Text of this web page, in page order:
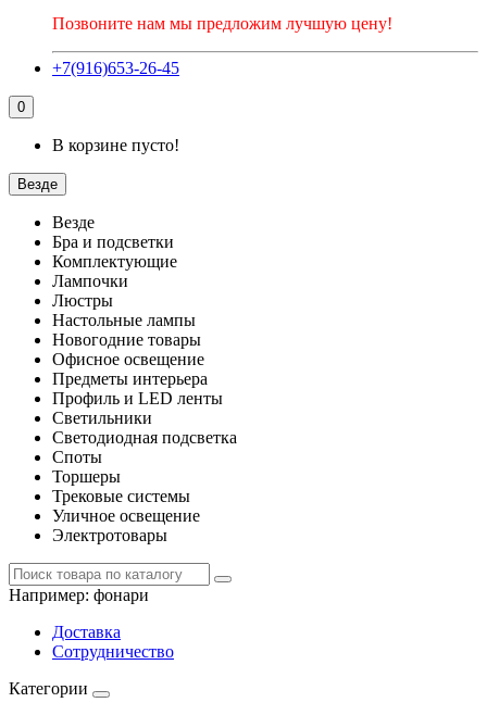
Позвоните нам мы предложим лучшую цену!
+7(916)653-26-45
0
В корзине пусто!
Везде
Везде
Бра и подсветки
Комплектующие
Лампочки
Люстры
Настольные лампы
Новогодние товары
Офисное освещение
Предметы интерьера
Профиль и LED ленты
Светильники
Светодиодная подсветка
Споты
Торшеры
Трековые системы
Уличное освещение
Электротовары
Например: фонари
Доставка
Сотрудничество
Категории